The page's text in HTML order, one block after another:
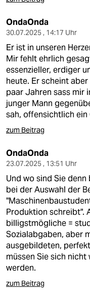
OndaOnda
30.07.2025 , 14:17 Uhr
Er ist in unseren
Mir fehlt ehrlich
essenzieller, erdiger
heute. Er scheint
paar Jahren sass mir
junger Mann
sah, offensichtlich ein
zum Beitrag
OndaOnda
23.07.2025 , 13:51 Uhr
Und wo sind Sie
bei der Auswahl der
Produktion schreibt".
billigstmögliche =
Sozialabgaben, aber
ausgebildeten,
müssen Sie sich
werden.
zum Beitrag